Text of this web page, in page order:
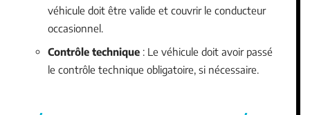
véhicule doit être valide et couvrir le conducteur
occasionnel.
Contrôle technique : Le véhicule doit avoir passé
le contrôle technique obligatoire, si nécessaire.